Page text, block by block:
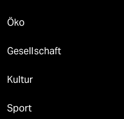
Öko
Gesellschaft
Kultur
Sport